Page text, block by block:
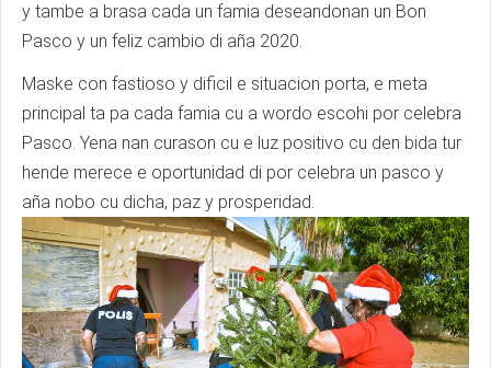
y tambe a brasa cada un famia deseandonan un Bon
Pasco y un feliz cambio di aña 2020.
Maske con fastioso y dificil e situacion porta, e meta
principal ta pa cada famia cu a wordo escohi por celebra
Pasco. Yena nan curason cu e luz positivo cu den bida tur
hende merece e oportunidad di por celebra un pasco y
aña nobo cu dicha, paz y prosperidad.